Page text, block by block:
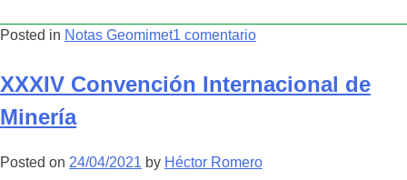
Posted in Notas Geomimet1 comentarioen
NOTAS
SEMANALES
XXXIV Convención Internacional de
Minería
Posted on 24/04/2021 by Héctor Romero